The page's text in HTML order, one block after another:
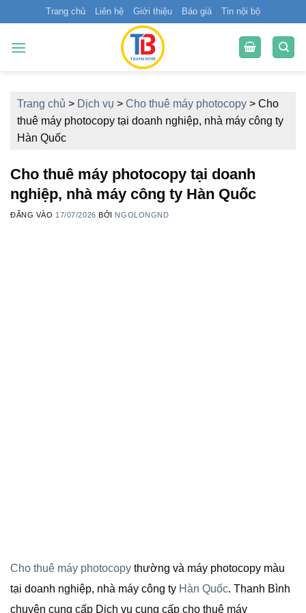
qua
nội
Trang chủ Liên hệ Giới thiệu Báo giá Tin nội bộ
Trang chủ > Dịch vụ > Cho thuê máy photocopy > Cho
thuê máy photocopy tại doanh nghiệp, nhà máy công ty
Hàn Quốc
Cho thuê máy photocopy tại doanh
nghiệp, nhà máy công ty Hàn Quốc
ĐĂNG VÀO 17/07/2026 BỞI NGOLONGND
Cho thuê máy photocopy thường và máy photocopy màu
tại doanh nghiệp, nhà máy công ty Hàn Quốc. Thanh Bình
chuyên cung cấp Dịch vụ cung cấp cho thuê máy